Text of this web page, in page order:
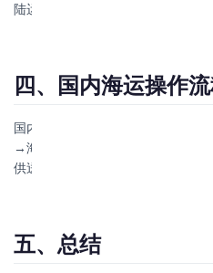
陆运的约1/3，特别适合对时效要求
四、国内海运操作
国内海运操作相对简单：订舱→拖
→海上运输→目的港卸船→拖车送货
供送货单和装箱单即可。
五、总结